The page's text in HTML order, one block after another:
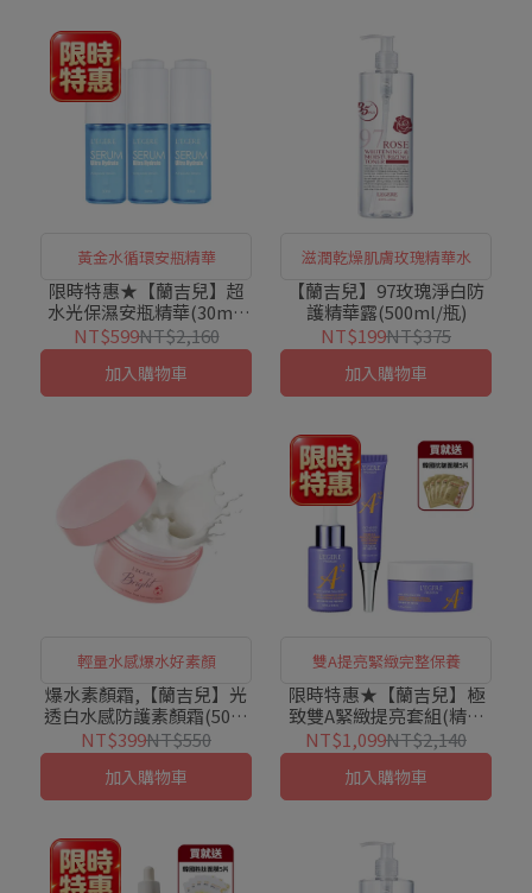
黃金水循環安瓶精華
限時特惠★【蘭吉兒】超
水光保濕安瓶精華(30ml/
瓶)X3入組
NT$599NT$2,160
加入購物車
滋潤乾燥肌膚玫瑰精華水
【蘭吉兒】97玫瑰淨白防
護精華露(500ml/瓶)
NT$199NT$375
加入購物車
輕量水感爆水好素顏
爆水素顏霜,【蘭吉兒】光
透白水感防護素顏霜(50g/
瓶)
NT$399NT$550
加入購物車
雙A提亮緊緻完整保養
限時特惠★【蘭吉兒】極
致雙A緊緻提亮套組(精華
液+眼霜+精華霜)
NT$1,099NT$2,140
加入購物車